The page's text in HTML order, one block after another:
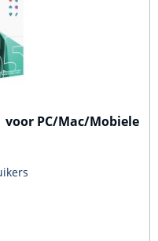
PC/Mac/Mobiele